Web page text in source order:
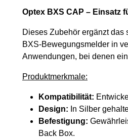
Optex BXS CAP – Einsatz
Dieses Zubehör ergänzt das
BXS-Bewegungsmelder in
Anwendungen, bei denen
Produktmerkmale:
Kompatibilität:
Design: In Silber
Befestigung:
Back Box.